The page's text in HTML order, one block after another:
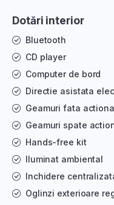
Dotări interior
Bluetooth
CD player
Computer de bord
Directie asistata
Geamuri fata
Geamuri spate
Hands-free kit
Iluminat ambiental
Inchidere
Oglinzi exterioare